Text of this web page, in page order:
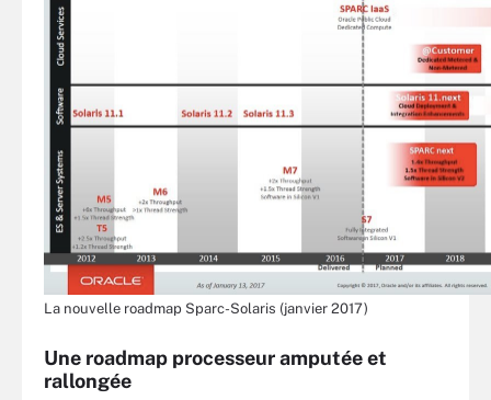
La nouvelle roadmap Sparc-Solaris (janvier 2017)
Une roadmap processeur amputée et
rallongée